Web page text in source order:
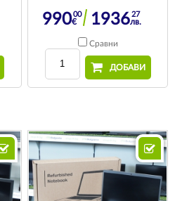
99000
€ 193627
лв.
Сравни
ДОБАВИ